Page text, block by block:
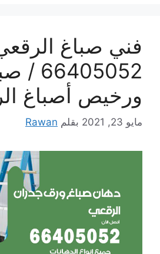
فني صباغ
ورخيص أصباغ
مايو 23, 2021 بقلم Rawan